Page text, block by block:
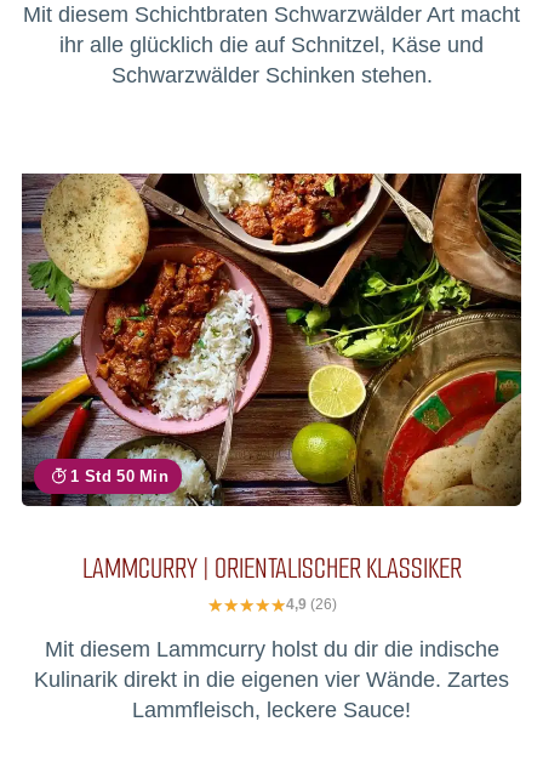
Mit diesem Schichtbraten Schwarzwälder Art macht
ihr alle glücklich die auf Schnitzel, Käse und
Schwarzwälder Schinken stehen.
1 Std 50 Min
LAMMCURRY | ORIENTALISCHER KLASSIKER
4,9 (26)
Mit diesem Lammcurry holst du dir die indische
Kulinarik direkt in die eigenen vier Wände. Zartes
Lammfleisch, leckere Sauce!